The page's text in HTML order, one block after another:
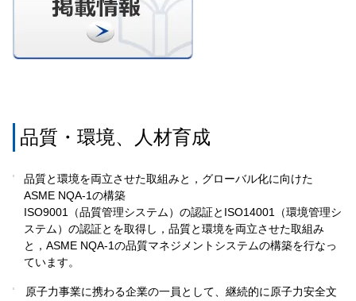
品質・環境、人材育成
品質と環境を両立させた取組みと，グローバル化に向けた
ASME NQA-1の構築
ISO9001（品質管理システム）の認証とISO14001（環境管理シ
ステム）の認証とを取得し，品質と環境を両立させた取組み
と，ASME NQA-1の品質マネジメントシステムの構築を行なっ
ています。
原子力事業に携わる企業の一員として、継続的に原子力安全文